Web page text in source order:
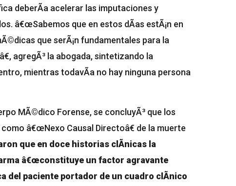
deberÃ­a acelerar las imputaciones y
â€œSabemos que en estos dÃ­as estÃ¡n en
que serÃ¡n fundamentales para la
agregÃ³ la abogada, sintetizando la
mientras todavÃ­a no hay ninguna persona
MÃ©dico Forense, se concluyÃ³ que los
â€œNexo Causal Directoâ€ de la muerte
que en doce historias clÃ­nicas la
â€œconstituye un factor agravante
del paciente portador de un cuadro clÃ­nico